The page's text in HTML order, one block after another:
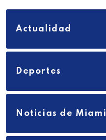
Actualidad
Deportes
Noticias de Miami